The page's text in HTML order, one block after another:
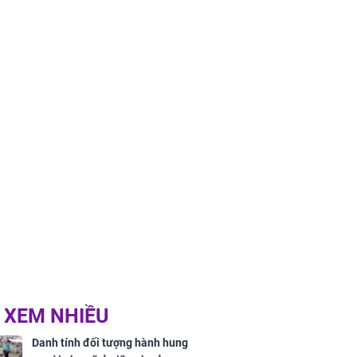
NHIỀU
Danh tính đối tượng hành hung